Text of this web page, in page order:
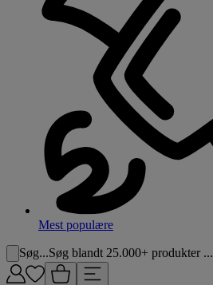
Mest populære
Søg...Søg blandt 25.000+ produkter ...